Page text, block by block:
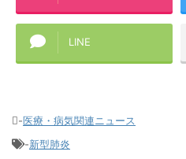
LINE
-医療・病気関連ニュース
-新型肺炎